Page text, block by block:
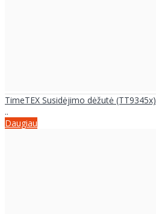
TimeTEX Susidėjimo dėžutė (TT9345x)
..
Daugiau